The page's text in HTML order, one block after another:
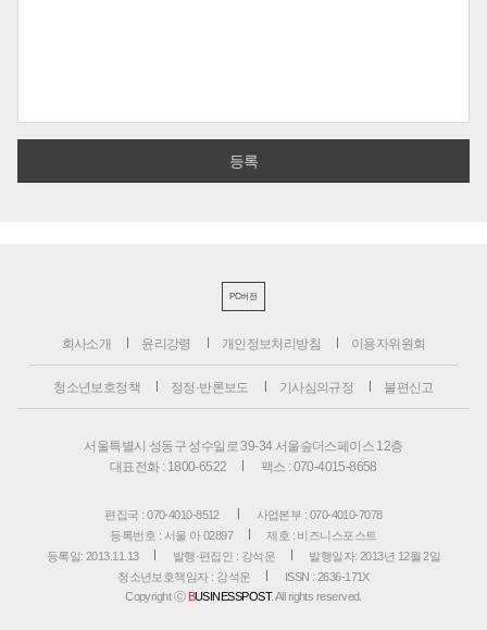
PC버전
회사소개 윤리강령 개인정보처리방침 이용자위원회
청소년보호정책 정정·반론보도 기사심의규정 불편신고
서울특별시 성동구 성수일로 39-34 서울숲더스페이스 12층
대표전화 : 1800-6522
팩스 : 070-4015-8658
편집국 : 070-4010-8512
사업본부 : 070-4010-7078
등록번호 : 서울 아 02897
제호 : 비즈니스포스트
등록일: 2013.11.13
발행·편집인 : 강석운
발행일자: 2013년 12월 2일
청소년보호책임자 : 강석운
ISSN : 2636-171X
Copyright ⓒ BUSINESSPOST. All rights reserved.